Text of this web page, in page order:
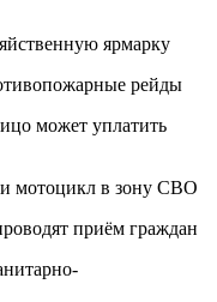
ярмарку
рейды
может уплатить
мотоцикл в зону СВО
приём граждан